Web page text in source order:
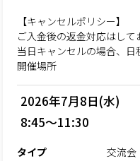
【キャンセルポリシー】
ご入金後の返金対応はして
当日キャンセルの場合、日
開催場所
2026年7月8日(水)
8:45～11:30
タイプ
交流会